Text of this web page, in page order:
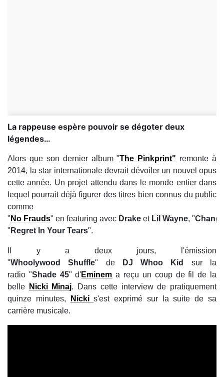
La rappeuse espère pouvoir se dégoter deux
légendes…
Alors que son dernier album "The Pinkprint" remonte à
2014, la star internationale devrait dévoiler un nouvel opus
cette année. Un projet attendu dans le monde entier dans
lequel pourrait déjà figurer des titres bien connus du public
comme
" No Frauds" en featuring avec Drake etLil Wayne, "
" Regret In Your Tears".
Il y a deux jours, l'émission
"Whoolywood Shuffle" de DJ Whoo Kid
sur la
radio "Shade 45" d'Eminem a reçu un coup de fil de la
belle
Nicki Minaj. Dans cette interview de pratiquement
quinze minutes,
Nickis'est exprimé sur la suite de sa
carrière musicale.